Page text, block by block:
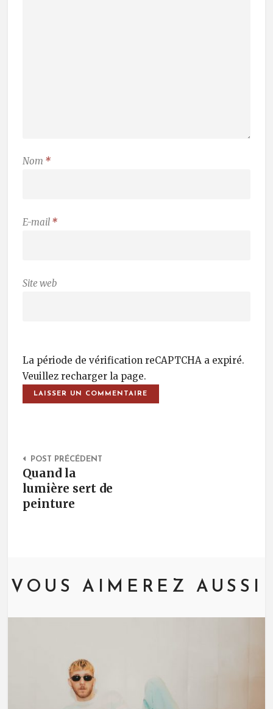
Nom *
E-mail *
Site web
La période de vérification reCAPTCHA a expiré.
Veuillez recharger la page.
Post Navigation
POST PRÉCÉDENT
Quand la
lumière sert de
peinture
VOUS AIMEREZ AUSSI